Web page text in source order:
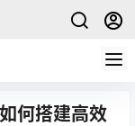
何搭建高效